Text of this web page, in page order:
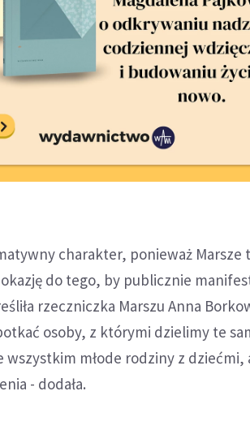
charakter, ponieważ
do tego, by publicznie
rzeczniczka Marszu Anna
osoby, z którymi dzielimy te
młode rodziny z dziećmi,
- dodała.